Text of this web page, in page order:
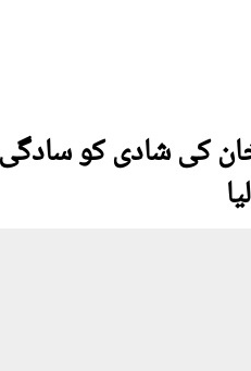
کی شادی کو سادگی